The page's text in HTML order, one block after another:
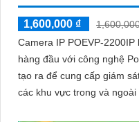
1,600,000 ₫
Camera IP POEVP-
hàng đầu với công nghệ PoE
tạo ra để cung cấp giám
các khu vực trong và ngoài